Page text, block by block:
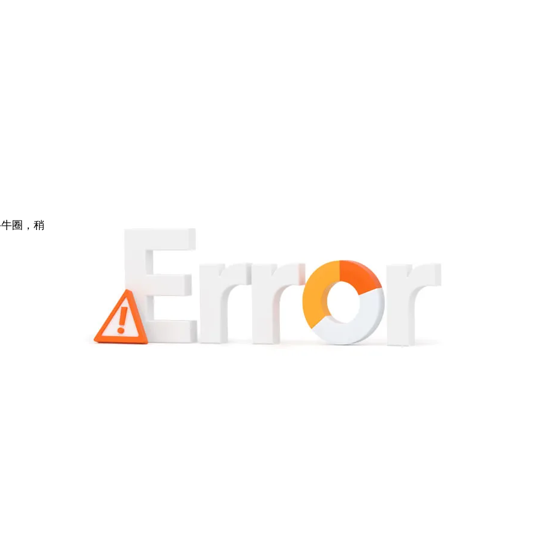
圈，稍